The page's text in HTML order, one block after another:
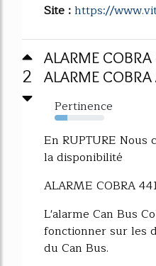
Site :https://
2
ALARME
ALARME
Pertinence
25%
En RUPTURE
la disponibilité
ALARME COBRA
L'alarme Can Bus
fonctionner sur les
du Can Bus.